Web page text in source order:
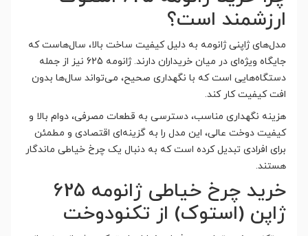
ارزشمند است؟
مدل‌های ژاپنی ژانومه به دلیل کیفیت ساخت بالا، سال‌هاست که
جایگاه ویژه‌ای در میان خریداران دارند. ژانومه 625 نیز از جمله
دستگاه‌هایی است که با نگهداری صحیح، می‌تواند سال‌ها بدون
افت کیفیت کار کند.
هزینه نگهداری مناسب، دسترسی به قطعات مصرفی، دوام بالا و
کیفیت دوخت عالی، این مدل را به گزینه‌ای اقتصادی و مطمئن
برای افرادی تبدیل کرده است که به دنبال یک چرخ خیاطی ماندگار
هستند.
خرید چرخ خیاطی ژانومه 625
ژاپن (استوک) از تکنودوخت